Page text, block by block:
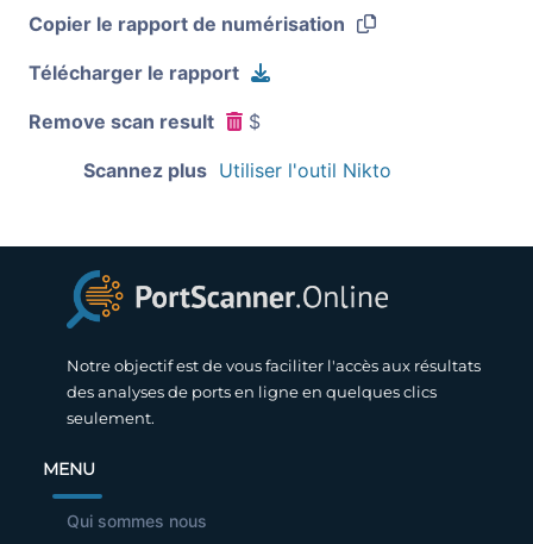
Copier le rapport de numérisation
Télécharger le rapport
Remove scan result $
Scannez plus Utiliser l'outil Nikto
Notre objectif est de vous faciliter l'accès aux résultats
des analyses de ports en ligne en quelques clics
seulement.
MENU
Qui sommes nous